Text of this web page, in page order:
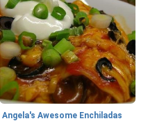
Angela's Awesome Enchiladas